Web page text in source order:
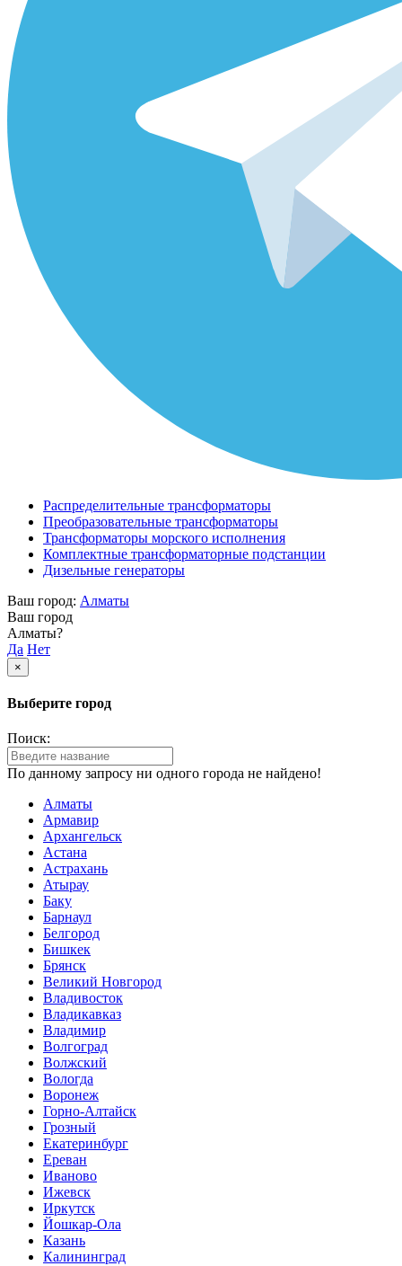
Распределительные трансформаторы
Преобразовательные трансформаторы
Трансформаторы морского исполнения
Комплектные трансформаторные подстанции
Дизельные генераторы
Ваш город: Алматы
Ваш город
Алматы?
Да Нет
×
Выберите город
Поиск:
По данному запросу ни одного города не найдено!
Алматы
Армавир
Архангельск
Астана
Астрахань
Атырау
Баку
Барнаул
Белгород
Бишкек
Брянск
Великий Новгород
Владивосток
Владикавказ
Владимир
Волгоград
Волжский
Вологда
Воронеж
Горно-Алтайск
Грозный
Екатеринбург
Ереван
Иваново
Ижевск
Иркутск
Йошкар-Ола
Казань
Калининград